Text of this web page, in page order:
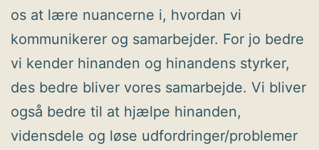
os at lære nuancerne i, hvordan vi
kommunikerer og samarbejder. For jo bedre
vi kender hinanden og hinandens styrker,
des bedre bliver vores samarbejde. Vi bliver
også bedre til at hjælpe hinanden,
vidensdele og løse udfordringer/problemer